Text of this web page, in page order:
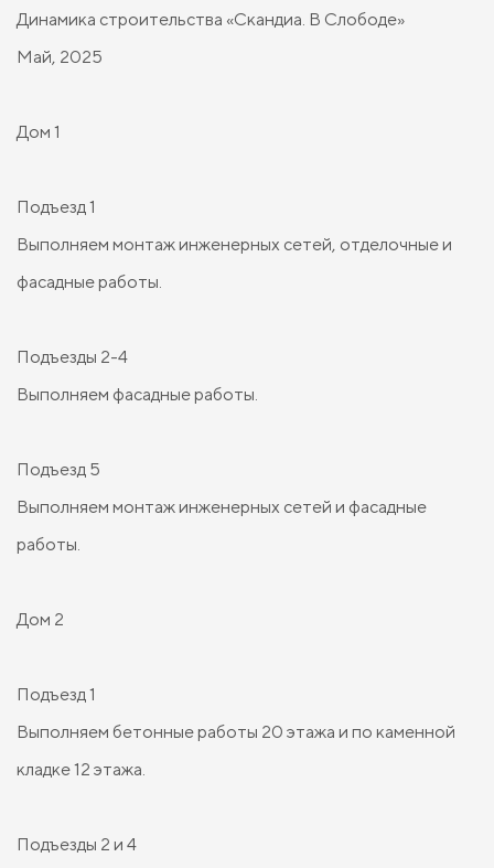
Динамика строительства «Скандиа. В Слободе»
Май, 2025
Дом 1
Подъезд 1
Выполняем монтаж инженерных сетей, отделочные и
фасадные работы.
Подъезды 2-4
Выполняем фасадные работы.
Подъезд 5
Выполняем монтаж инженерных сетей и фасадные
работы.
Дом 2
Подъезд 1
Выполняем бетонные работы 20 этажа и по каменной
кладке 12 этажа.
Подъезды 2 и 4